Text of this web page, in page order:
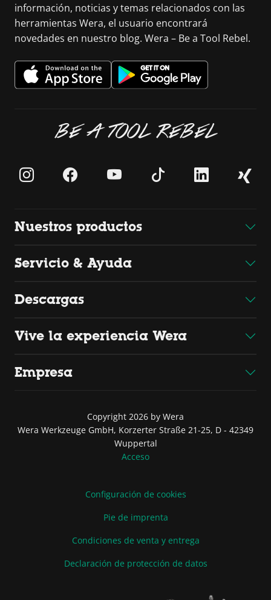
información, noticias y temas relacionados con las
herramientas Wera, el usuario encontrará
novedades en nuestro blog. Wera – Be a Tool Rebel.
BE A TOOL REBEL
Nuestros productos
Servicio & Ayuda
Descargas
Vive la experiencia Wera
Empresa
Copyright 2026 by Wera
Wera Werkzeuge GmbH, Korzerter Straße 21-25, D - 42349
Wuppertal
Acceso
Configuración de cookies
Pie de imprenta
Condiciones de venta y entrega
Declaración de protección de datos